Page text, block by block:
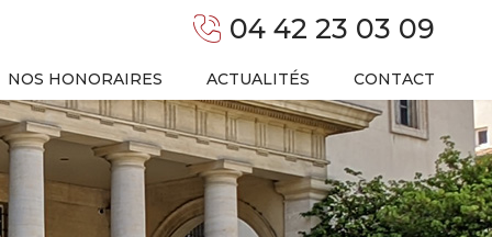
04 42 23 03 09
NOS HONORAIRES ACTUALITÉS CONTACT